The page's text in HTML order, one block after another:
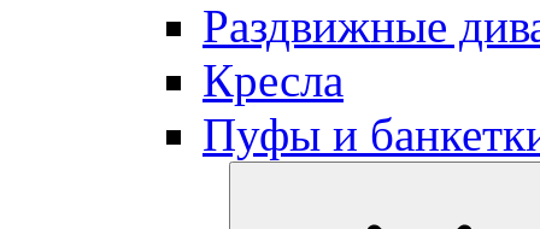
Раздвижные
Кресла
Пуфы и